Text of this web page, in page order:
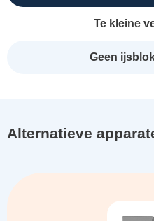
Te kleine
Geen
Alternatieve